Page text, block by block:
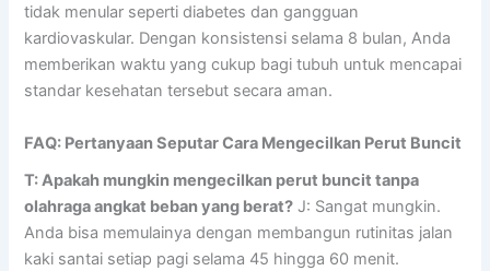
tidak menular seperti diabetes dan gangguan
kardiovaskular. Dengan konsistensi selama 8 bulan, Anda
memberikan waktu yang cukup bagi tubuh untuk mencapai
standar kesehatan tersebut secara aman.
FAQ: Pertanyaan Seputar Cara Mengecilkan Perut Buncit
T: Apakah mungkin mengecilkan perut buncit tanpa
olahraga angkat beban yang berat? J: Sangat mungkin.
Anda bisa memulainya dengan membangun rutinitas jalan
kaki santai setiap pagi selama 45 hingga 60 menit.